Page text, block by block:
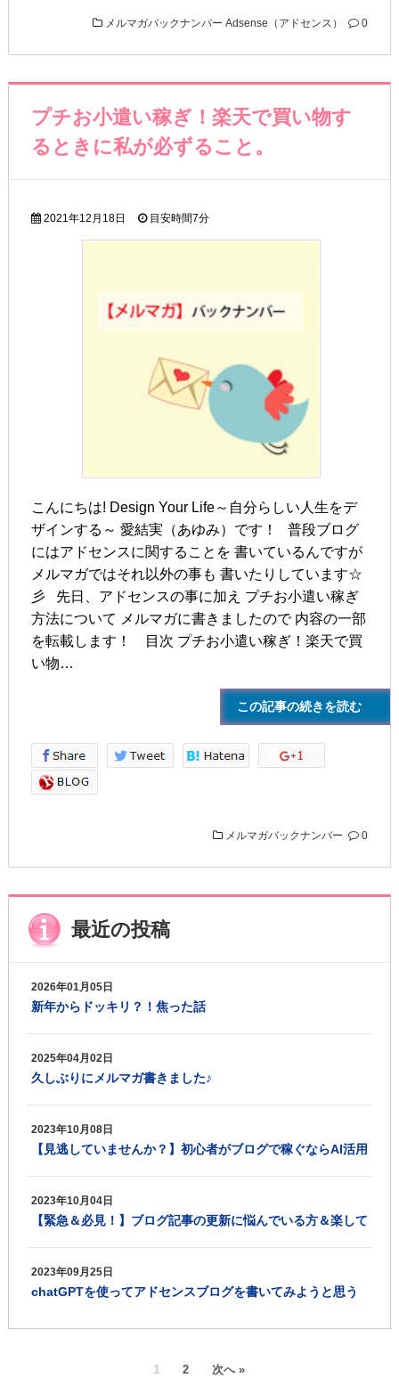
メルマガバックナンバー Adsense（アドセンス） 0
プチお小遣い稼ぎ！楽天で買い物す
るときに私が必ずること。
2021年12月18日 目安時間7分
こんにちは! Design Your Life～自分らしい人生をデ
ザインする～ 愛結実（あゆみ）です！ 普段ブログ
にはアドセンスに関することを 書いているんですが ㅤ
メルマガではそれ以外の事も 書いたりしています☆
彡 ㅤ ㅤ 先日、アドセンスの事に加え プチお小遣い稼ぎ
方法について メルマガに書きましたので 内容の一部
を転載します！ ㅤ ㅤ ㅤ 目次 プチお小遣い稼ぎ！楽天で買
い物…
この記事の続きを読む
メルマガバックナンバー 0
最近の投稿
2026年01月05日
新年からドッキリ？！焦った話
2025年04月02日
久しぶりにメルマガ書きました♪
2023年10月08日
【見逃していませんか？】初心者がブログで稼ぐならAI活用
2023年10月04日
【緊急＆必見！】ブログ記事の更新に悩んでいる方＆楽して
2023年09月25日
chatGPTを使ってアドセンスブログを書いてみようと思う
1 2 次へ »